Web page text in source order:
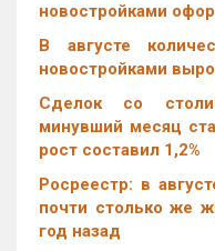
новостройками
В августе
новостройками
Cделок со
минувший месяц
рост составил 1,2%
Росреестр: в
почти столько же
год назад